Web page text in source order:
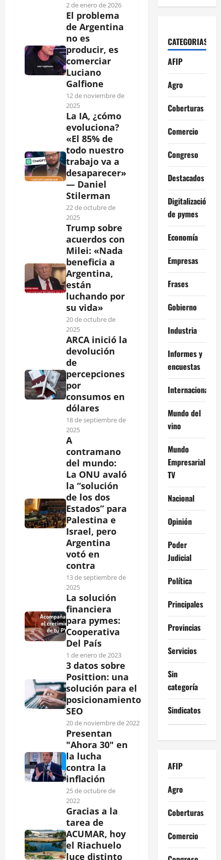
2 de enero de 2026
El problema
de Argentina
no es
producir, es
comerciar
Luciano
Galfione
12 de noviembre de
2025
La IA, ¿cómo
evoluciona?
«El 85% de
todo nuestro
trabajo va a
desaparecer»
— Daniel
Stilerman
22 de octubre de
2025
Trump sobre
acuerdos con
Milei: «Nada
beneficia a
Argentina,
están
luchando por
su vida»
20 de octubre de
2025
ARCA inició la
devolución
de
percepciones
por
consumos en
dólares
18 de septiembre de
2025
A
contramano
del mundo:
La ONU avaló
la “solución
de los dos
Estados” para
Palestina e
Israel, pero
Argentina
votó en
contra
13 de septiembre de
2025
La solución
financiera
para pymes:
Cooperativa
Del País
1 de enero de 2023
3 datos sobre
Posittion: una
solución para el
posicionamiento
SEO
20 de noviembre de 2022
Presentan
"Ahora 30" en
la lucha
contra la
inflación
25 de octubre de
2022
Gracias a la
tarea de
ACUMAR, hoy
el Riachuelo
luce distinto
CATEGORIAS
AFIP
Agro
Coberturas
Comercio
Congreso
Destacados
Digitalización
de pymes
Economía
Empresas
Frases
Gobierno
Industria
Informes y
encuestas
Internacional
Mundo del
vino
Mundo
Empresarial
TV
Nacional
Opinión
Poder
Judicial
Política
Principales
Provincias
Servicios
Sin
categoría
Sindicatos
AFIP
Agro
Coberturas
Comercio